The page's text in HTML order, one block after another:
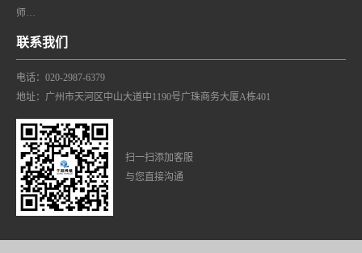
师…
联系我们
电话：020-2987-6379
地址：广州市天河区中山大道中1190号广珠商务大厦A栋401
扫一扫添加客服
与您直接沟通